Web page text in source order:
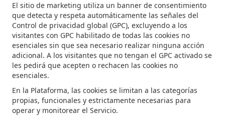
El sitio de marketing utiliza un banner de consentimiento
que detecta y respeta automáticamente las señales del
Control de privacidad global (GPC), excluyendo a los
visitantes con GPC habilitado de todas las cookies no
esenciales sin que sea necesario realizar ninguna acción
adicional. A los visitantes que no tengan el GPC activado se
les pedirá que acepten o rechacen las cookies no
esenciales.
En la Plataforma, las cookies se limitan a las categorías
propias, funcionales y estrictamente necesarias para
operar y monitorear el Servicio.